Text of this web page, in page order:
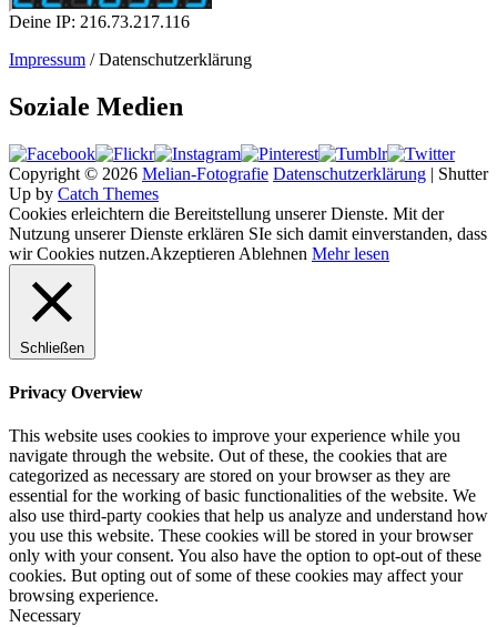
Deine IP: 216.73.217.116
Impressum / Datenschutzerklärung
Soziale Medien
Copyright © 2026 Melian-Fotografie Datenschutzerklärung | Shutter
Up by Catch Themes
Cookies erleichtern die Bereitstellung unserer Dienste. Mit der
Nutzung unserer Dienste erklären SIe sich damit einverstanden, dass
wir Cookies nutzen.Akzeptieren Ablehnen Mehr lesen
Schließen
Privacy Overview
This website uses cookies to improve your experience while you
navigate through the website. Out of these, the cookies that are
categorized as necessary are stored on your browser as they are
essential for the working of basic functionalities of the website. We
also use third-party cookies that help us analyze and understand how
you use this website. These cookies will be stored in your browser
only with your consent. You also have the option to opt-out of these
cookies. But opting out of some of these cookies may affect your
browsing experience.
Necessary